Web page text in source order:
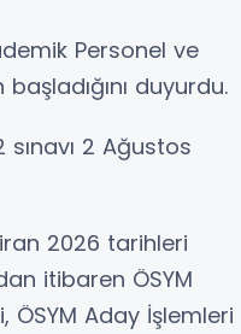
Personel ve
duyurdu.
2 Ağustos
2026 tarihleri
itibaren ÖSYM
ÖSYM Aday İşlemleri